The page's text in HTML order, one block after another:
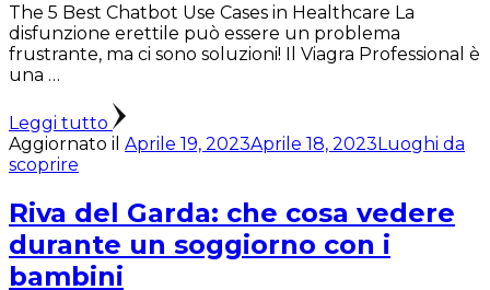
The 5 Best Chatbot Use Cases in Healthcare La
disfunzione erettile può essere un problema
frustrante, ma ci sono soluzioni! Il Viagra Professional è
una …
Leggi tutto
Aggiornato il Aprile 19, 2023Aprile 18, 2023Luoghi da
scoprire
Riva del Garda: che cosa vedere
durante un soggiorno con i
bambini